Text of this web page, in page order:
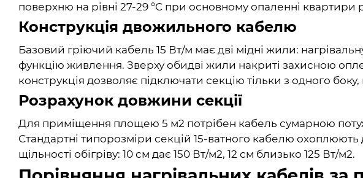
поверхню на рівні 27-29 °C при основному опаленні
Конструкція двожильного кабелю
Базовий гріючий кабель 15 Вт/м має дві мідні жили:
функцію живлення. Зверху обидві жили накриті захисною
конструкція дозволяє підключати секцію тільки з одного
Розрахунок довжини секції
Для приміщення площею 5 м2 потрібен кабель сумарною
Стандартні типорозміри секцій 15-ватного кабелю охоплюють
щільності обігріву: 10 см дає 150 Вт/м2, 12 см близько 125 Вт/м2.